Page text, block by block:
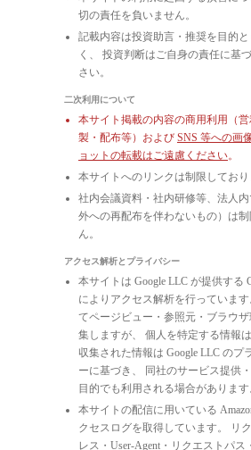
切の責任を負いません。
記載内容は投資助言・推奨を目的
く、 投資判断はご自身の責任に基
さい。
二次利用について
本サイト掲載の内容の商用利用（
製・配布等）および SNS 等への画
ョットの転載はご遠慮ください。
本サイトへのリンクは制限しており
社内会議資料・社内研修等、法人
外への再配布を伴わないもの）は
ん。
アクセス解析とプライバシー
本サイトは Google LLC が提供する
によりアクセス解析を行っています
てページビュー・参照元・ブラウ
集しますが、 個人を特定する情報
収集された情報は Google LLC のプ
ーに基づき、 同社のサービス提供
目的でも利用される場合があります
本サイトの配信に用いている
クセスログを取得しています。 リ
レス・User-Agent・リクエストパス